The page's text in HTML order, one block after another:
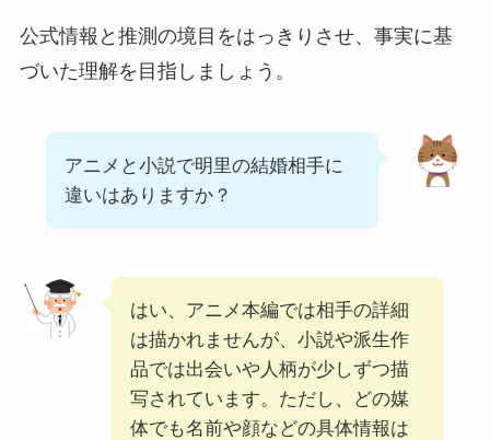
公式情報と推測の境目をはっきりさせ、事実に基
づいた理解を目指しましょう。
アニメと小説で明里の結婚相手に
違いはありますか？
はい、アニメ本編では相手の詳細
は描かれませんが、小説や派生作
品では出会いや人柄が少しずつ描
写されています。ただし、どの媒
体でも名前や顔などの具体情報は